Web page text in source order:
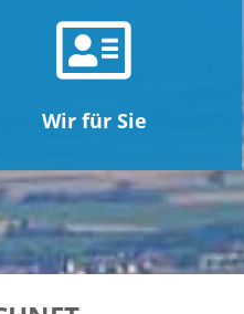
Wir für Sie